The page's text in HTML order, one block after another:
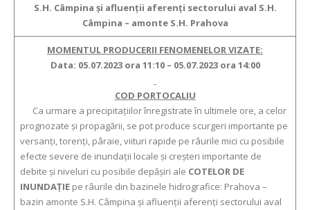
S.H. Câmpina și afluenții aferenți sectorului aval S.H.
Câmpina – amonte S.H. Prahova
MOMENTUL PRODUCERII FENOMENELOR VIZATE:
Data: 05.07.2023 ora 11:10 – 05.07.2023 ora 14:00
COD PORTOCALIU
Ca urmare a precipitațiilor înregistrate în ultimele ore, a celor
prognozate și propagării, se pot produce scurgeri importante pe
versanţi, torenţi, pâraie, viituri rapide pe râurile mici cu posibile
efecte severe de inundaţii locale şi creşteri importante de
debite şi niveluri cu posibile depăşiri ale COTELOR DE
INUNDAŢIE pe râurile din bazinele hidrografice: Prahova –
bazin amonte S.H. Câmpina și afluenții aferenți sectorului aval